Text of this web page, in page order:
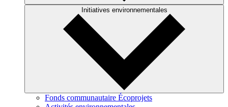
Initiatives environnementales
Fonds communautaire Écoprojets